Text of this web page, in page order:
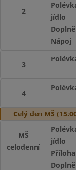
2
jídlo
Nápoj
3
4
Celý den MŠ
MŠ
celodenní
jídlo
Příloha